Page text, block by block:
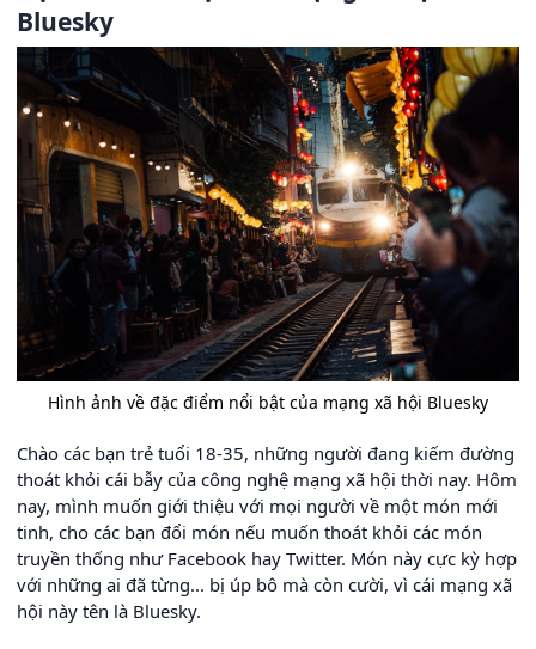
Bluesky
Hình ảnh về đặc điểm nổi bật của mạng xã hội Bluesky
Chào các bạn trẻ tuổi 18-35, những người đang kiếm đường
thoát khỏi cái bẫy của công nghệ mạng xã hội thời nay. Hôm
nay, mình muốn giới thiệu với mọi người về một món mới
tinh, cho các bạn đổi món nếu muốn thoát khỏi các món
truyền thống như Facebook hay Twitter. Món này cực kỳ hợp
với những ai đã từng... bị úp bô mà còn cười, vì cái mạng xã
hội này tên là Bluesky.